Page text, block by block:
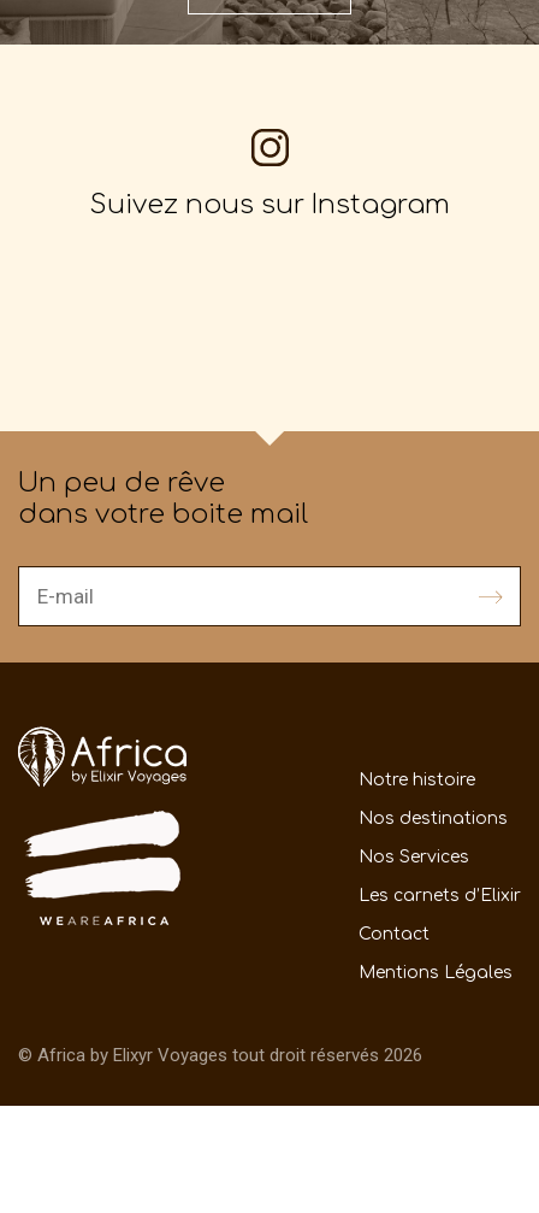
Suivez nous sur Instagram
Notre histoire
Nos destinations
Nos Services
Les carnets d’Elixir
Contact
Mentions Légales
© Africa by Elixyr Voyages tout droit réservés 2026
Un peu de rêve
dans votre boite mail